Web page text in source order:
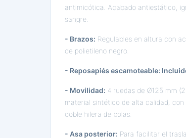
antimicótica. Acabado antiestático,
sangre.
- Brazos: Regulables en altura con
de polietileno negro.
- Reposapiés escamoteable:
- Movilidad: 4 ruedas de Ø125 mm
material sintético de alta calidad,
doble hilera de bolas.
- Asa posterior: Para facilitar el